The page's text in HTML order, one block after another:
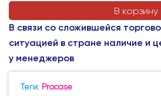
В корзину
В связи со сложившейся
ситуацией в стране наличие и
у менеджеров
Теги: Procase